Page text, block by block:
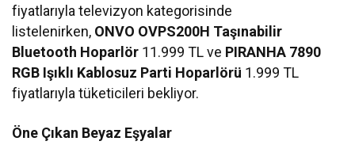
fiyatlarıyla televizyon kategorisinde
listelenirken, ONVO OVPS200H Taşınabilir
Bluetooth Hoparlör 11.999 TL ve PIRANHA 7890
RGB Işıklı Kablosuz Parti Hoparlörü 1.999 TL
fiyatlarıyla tüketicileri bekliyor.
Öne Çıkan Beyaz Eşyalar